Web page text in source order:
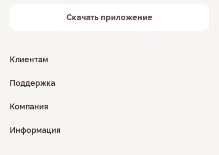
Клиентам
Поддержка
Компания
Информация
Скачать приложение